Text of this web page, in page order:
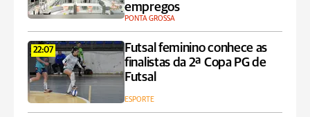
empregos
PONTA GROSSA
22:07
Futsal feminino conhece as
finalistas da 2ª Copa PG de
Futsal
ESPORTE